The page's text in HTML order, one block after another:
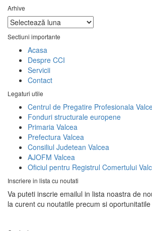
Arhive
Arhive
Sectiuni importante
Acasa
Despre CCI
Servicii
Contact
Legaturi utile
Centrul de Pregatire Profesionala
Fonduri structurale europene
Primaria Valcea
Prefectura Valcea
Consiliul Judetean Valcea
AJOFM Valcea
Oficiul pentru Registrul Comertului
Inscriere in lista cu noutati
Va puteti inscrie emailul in lista noastra de
la curent cu noutatile precum si